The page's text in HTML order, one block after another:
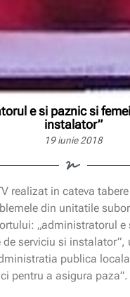
e si paznic si
instalator”
19 iunie 2018
realizat in cateva
din unitatile
„administratorul
serviciu si instalator”,
publica
pentru a asigura